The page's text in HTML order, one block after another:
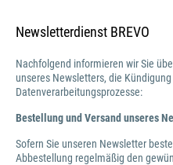
Newsletterdienst BREVO
Nachfolgend informieren wir Sie
unseres Newsletters, die
Datenverarbeitungsprozesse:
Bestellung und Versand unseres
Sofern Sie unseren Newsletter
Abbestellung regelmäßig den